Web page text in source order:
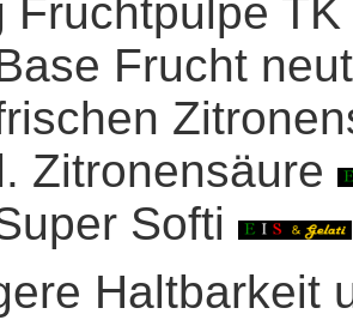
Fruchtpulpe
Frucht
Zitronensäure
Softi
Haltbarkeit